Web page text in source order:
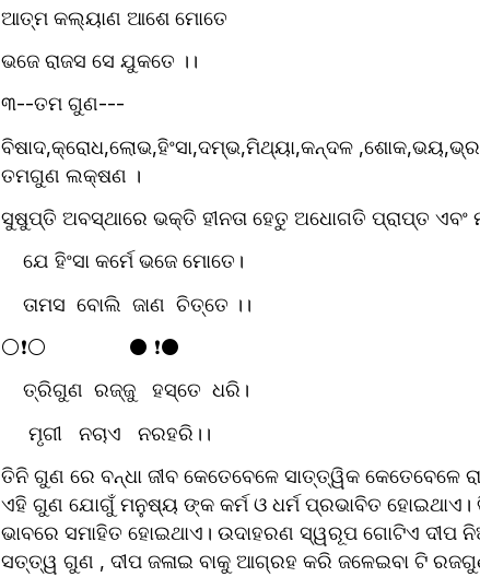
ଆତ୍ମ କଲ୍ୟାଣ ଆଶେ ମୋତେ
ଭଜେ ରାଜସ ସେ ଯୁକତେ ।।
୩--ତମ ଗୁଣ---
ବିଷାଦ,କ୍ରୋଧ,ଲୋଭ,ହିଂସା,ଦମ୍ଭ,ମିଥ୍ୟା,କନ୍ଦଳ
ତମଗୁଣ ଲକ୍ଷଣ ।
ସୁଷୁପ୍ତି ଅବସ୍ଥାରେ ଭକ୍ତି ହୀନତା ହେତୁ ଅଧୋଗତି ପ୍ରାପ୍ତ ଏବଂ
ଯେ ହିଂସା କର୍ମେ ଭଜେ ମୋତେ।
ତାମସ  ବୋଲି  ଜାଣ  ଚିତ୍ତେ ।।
⚪❗⚪               ⚫ ❗⚫
ତ୍ରିଗୁଣ  ରଜ୍ଜୁ   ହସ୍ତେ  ଧରି।
ମୃଗୀ   ନଚାଏ   ନରହରି।।
ତିନି ଗୁଣ ରେ ବନ୍ଧା ଜୀବ କେତେବେଳେ ସାତ୍ତ୍ୱିକ କେତେବେଳେ
ଏହି ଗୁଣ ଯୋଗୁଁ ମନୁଷ୍ୟ ଙ୍କ କର୍ମ ଓ ଧର୍ମ ପ୍ରଭାବିତ ହୋଇଥାଏ।
ଭାବରେ ସମାହିତ ହୋଇଥାଏ। ଉଦାହରଣ ସ୍ୱରୂପ ଗୋଟିଏ ଦୀପ
ସତ୍ତ୍ୱ ଗୁଣ , ଦୀପ ଜଳାଇ ବାକୁ ଆଗ୍ରହ କରି ଜଳେଇବା ଟି